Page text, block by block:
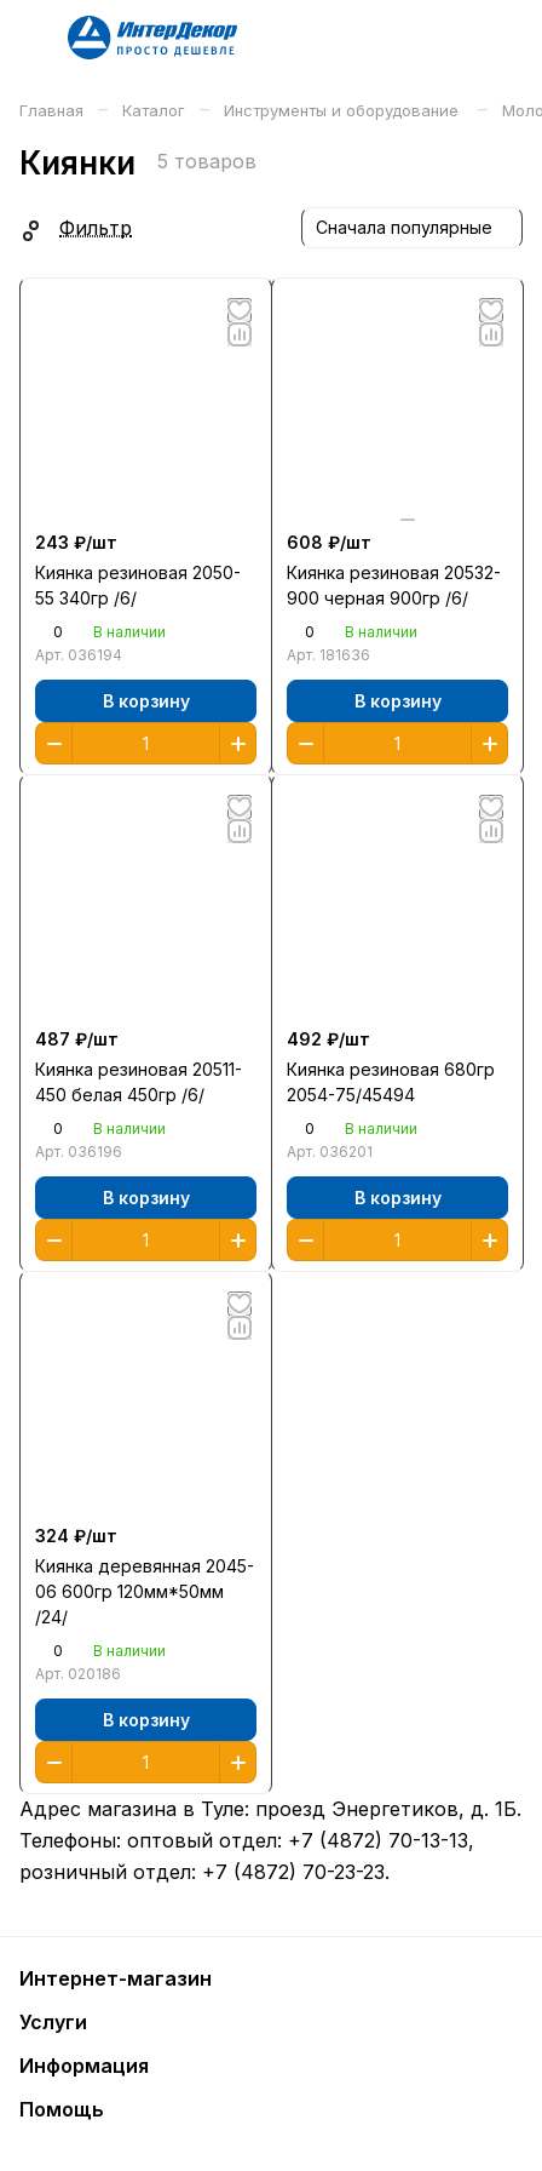
Главная – Каталог – Инструменты и оборудование –
Киянки 5 товаров
Фильтр Сначала популярные
243 ₽/шт
Киянка резиновая 2050-
55 340гр /6/
0
В наличии
Арт. 036194
В корзину
608 ₽/шт
Киянка резиновая 20532-
900 черная 900гр /6/
0
В наличии
Арт. 181636
В корзину
487 ₽/шт
Киянка резиновая 20511-
450 белая 450гр /6/
0
В наличии
Арт. 036196
В корзину
492 ₽/шт
Киянка резиновая 680гр
2054-75/45494
0
В наличии
Арт. 036201
В корзину
324 ₽/шт
Киянка деревянная 2045-
06 600гр 120мм*50мм
/24/
0
В наличии
Арт. 020186
В корзину
Адрес магазина в Туле: проезд Энергетиков, д. 1Б.
Телефоны: оптовый отдел: +7 (4872) 70-13-13,
розничный отдел: +7 (4872) 70-23-23.
Интернет-магазин
Услуги
Информация
Помощь